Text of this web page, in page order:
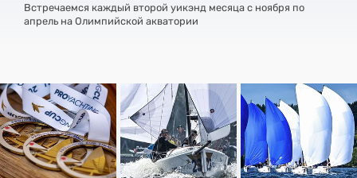
Встречаемся каждый второй уикэнд месяца с ноября по
апрель на Олимпийской акватории